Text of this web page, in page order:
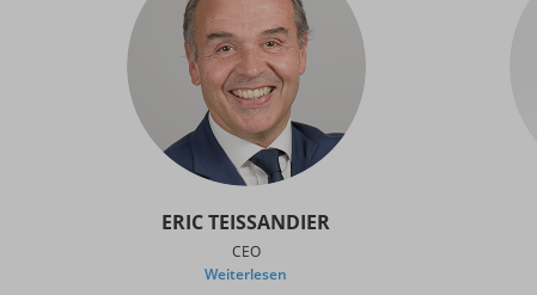
ERIC TEISSANDIER
CEO
Weiterlesen